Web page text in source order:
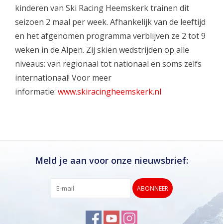
kinderen van Ski Racing Heemskerk trainen dit
seizoen 2 maal per week. Afhankelijk van de leeftijd
en het afgenomen programma verblijven ze 2 tot 9
weken in de Alpen. Zij skiën wedstrijden op alle
niveaus: van regionaal tot nationaal en soms zelfs
internationaal! Voor meer
informatie: www.skiracingheemskerk.nl
Meld je aan voor onze nieuwsbrief:
ABONNEER